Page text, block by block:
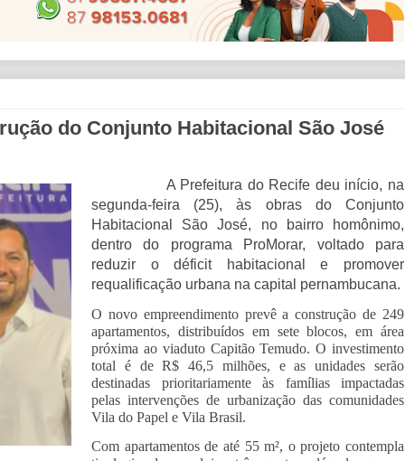
do Conjunto Habitacional São José
A Prefeitura do Recife deu início, na
segunda-feira (25), às obras do Conjunto
Habitacional São José, no bairro homônimo,
dentro do programa ProMorar, voltado para
reduzir o déficit habitacional e promover
requalificação urbana na capital pernambucana.
O novo empreendimento prevê a construção de 249
apartamentos, distribuídos em sete blocos, em área
próxima ao viaduto Capitão Temudo. O investimento
total é de R$ 46,5 milhões, e as unidades serão
destinadas prioritariamente às famílias impactadas
pelas intervenções de urbanização das comunidades
Vila do Papel e Vila Brasil.
Com apartamentos de até 55 m², o projeto contempla